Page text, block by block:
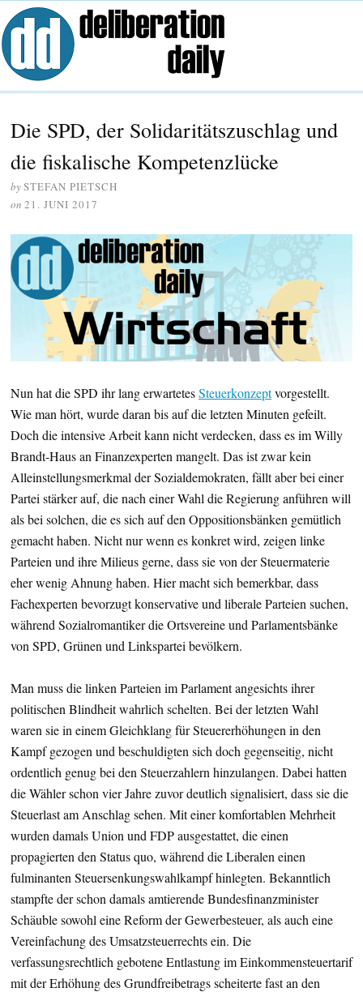
Die SPD, der Solidaritätszuschlag und
die fiskalische Kompetenzlücke
bySTEFAN PIETSCH
on 21. JUNI 2017
Nun hat die SPD ihr lang erwartetesSteuerkonzeptvorgestellt.
Wie man hört, wurde daran bis auf die letzten Minuten gefeilt.
Doch die intensive Arbeit kann nicht verdecken, dass es im Willy
Brandt-Haus an Finanzexperten mangelt. Das ist zwar kein
Alleinstellungsmerkmal der Sozialdemokraten, fällt aber bei einer
Partei stärker auf, die nach einer Wahl die Regierung anführen will
als bei solchen, die es sich auf den Oppositionsbänken gemütlich
gemacht haben. Nicht nur wenn es konkret wird, zeigen linke
Parteien und ihre Milieus gerne, dass sie von der Steuermaterie
eher wenig Ahnung haben. Hier macht sich bemerkbar, dass
Fachexperten bevorzugt konservative und liberale Parteien suchen,
während Sozialromantiker die Ortsvereine und Parlamentsbänke
von SPD, Grünen und Linkspartei bevölkern.
Man muss die linken Parteien im Parlament angesichts ihrer
politischen Blindheit wahrlich schelten. Bei der letzten Wahl
waren sie in einem Gleichklang für Steuererhöhungen in den
Kampf gezogen und beschuldigten sich doch gegenseitig, nicht
ordentlich genug bei den Steuerzahlern hinzulangen. Dabei hatten
die Wähler schon vier Jahre zuvor deutlich signalisiert, dass sie die
Steuerlast am Anschlag sehen. Mit einer komfortablen Mehrheit
wurden damals Union und FDP ausgestattet, die einen
propagierten den Status quo, während die Liberalen einen
fulminanten Steuersenkungswahlkampf hinlegten. Bekanntlich
stampfte der schon damals amtierende Bundesfinanzminister
Schäuble sowohl eine Reform der Gewerbesteuer, als auch eine
Vereinfachung des Umsatzsteuerrechts ein. Die
verfassungsrechtlich gebotene Entlastung im Einkommensteuertarif
mit der Erhöhung des Grundfreibetrags scheiterte fast an den